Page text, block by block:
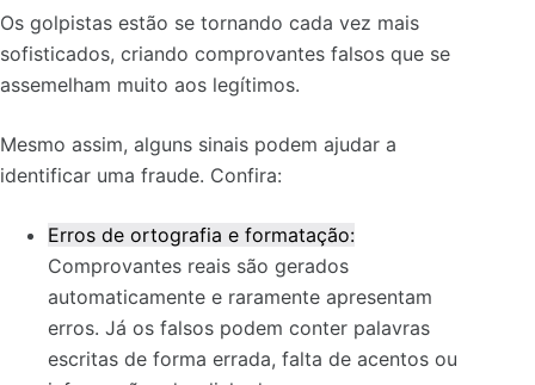
Os golpistas estão se tornando cada vez mais
sofisticados, criando comprovantes falsos que se
assemelham muito aos legítimos.
Mesmo assim, alguns sinais podem ajudar a
identificar uma fraude. Confira:
Erros de ortografia e formatação:
Comprovantes reais são gerados
automaticamente e raramente apresentam
erros. Já os falsos podem conter palavras
escritas de forma errada, falta de acentos ou